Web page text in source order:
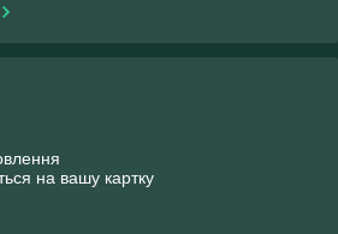
на вашу картку